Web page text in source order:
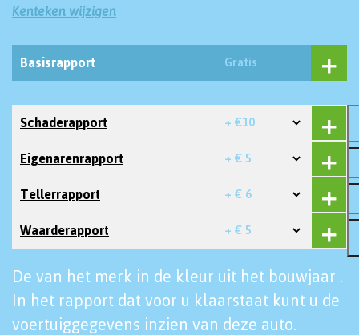
Kenteken wijzigen
Basisrapport Gratis
Schaderapport + €10
Eigenarenrapport + € 5
Tellerrapport + € 6
Waarderapport + € 5
De van het merk in de kleur uit het bouwjaar .
In het rapport dat voor u klaarstaat kunt u de
voertuiggegevens inzien van deze auto.